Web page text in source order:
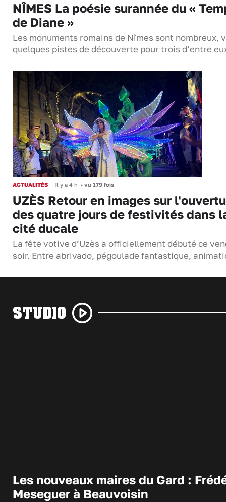
NÎMES La poésie surannée du «
de Diane »
Les monuments romains de Nîmes sont nombreux,
quelques pistes de découverte pour trois d’entre
ACTUALITÉS Il y a 4 h • vu 179 fois
UZÈS Retour en images sur
des quatre jours de festivités dans
cité ducale
La fête votive d’Uzès a officiellement débuté ce
soir. Entre abrivado, pégoulade fantastique,
STUDIO
Les nouveaux maires du Gard :
Meseguer à Beauvoisin